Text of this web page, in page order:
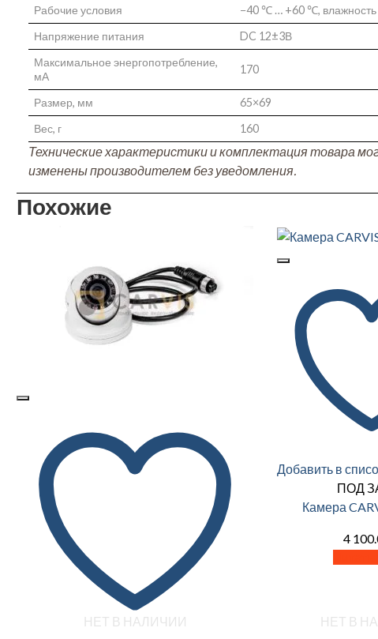
Рабочие условия
−40 ℃ … +60 ℃, влажность
Напряжение питания
DC 12±3В
Максимальное энергопотребление,
мА
170
Размер, мм
65×69
Вес, г
160
Технические характеристики и комплектация товара
изменены производителем без уведомления.
Похожие
НЕТ В НАЛИЧИИ
Добавить в
НЕТ В
ПОД
Камера
4